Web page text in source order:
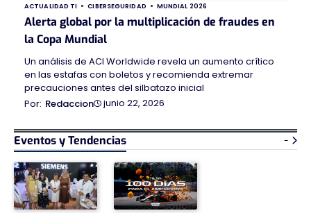
ACTUALIDAD TI CIBERSEGURIDAD MUNDIAL 2026
Alerta global por la multiplicación de fraudes en
la Copa Mundial
Un análisis de ACI Worldwide revela un aumento crítico
en las estafas con boletos y recomienda extremar
precauciones antes del silbatazo inicial
Redaccion
junio 22, 2026
Eventos y Tendencias -